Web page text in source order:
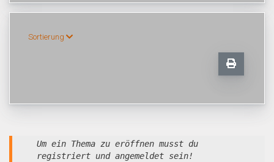
Sortierung
Um ein Thema zu eröffnen musst du
registriert und angemeldet sein!